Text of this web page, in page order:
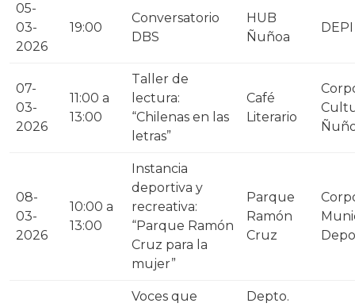
05-
03-
2026
19:00
Conversatorio
DBS
HUB
Ñuñoa
DEPI
07-
03-
2026
11:00 a
13:00
Taller de
lectura:
“Chilenas en las
letras”
Café
Literario
08-
03-
2026
10:00 a
13:00
Instancia
deportiva y
recreativa:
“Parque Ramón
Cruz para la
mujer”
Parque
Ramón
Cruz
Voces que
Depto.